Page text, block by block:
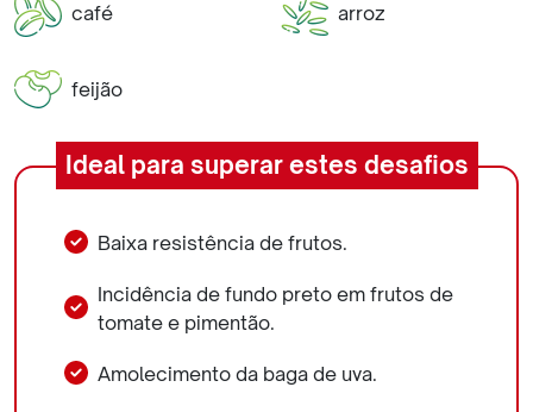
café arroz
feijão
Ideal para superar estes desafios
Baixa resistência de frutos.
Incidência de fundo preto em frutos de
tomate e pimentão.
Amolecimento da baga de uva.